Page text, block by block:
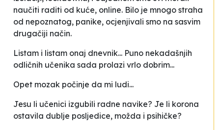
naučiti raditi od kuće, online. Bilo je mnogo straha
od nepoznatog, panike, ocjenjivali smo na sasvim
drugačiji način.
Listam i listam onaj dnevnik... Puno nekadašnjih
odličnih učenika sada prolazi vrlo dobrim...
Opet mozak počinje da mi ludi...
Jesu li učenici izgubili radne navike? Je li korona
ostavila dublje posljedice, možda i psihičke?